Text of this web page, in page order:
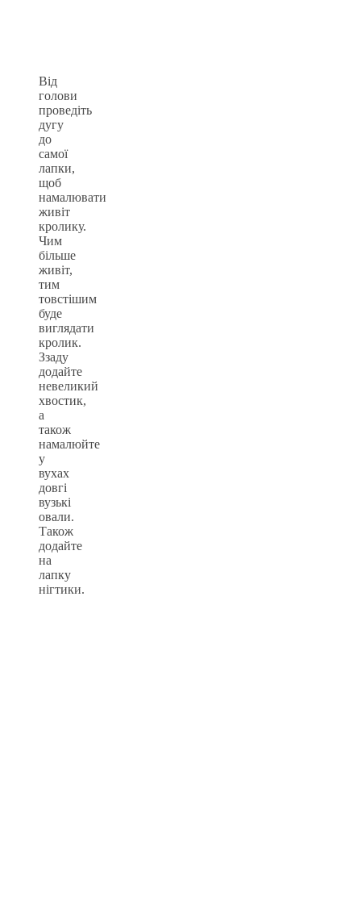
Від
голови
проведіть
дугу
до
самої
лапки,
щоб
намалювати
живіт
кролику.
Чим
більше
живіт,
тим
товстішим
буде
виглядати
кролик.
Ззаду
додайте
невеликий
хвостик,
а
також
намалюйте
у
вухах
довгі
вузькі
овали.
Також
додайте
на
лапку
нігтики.